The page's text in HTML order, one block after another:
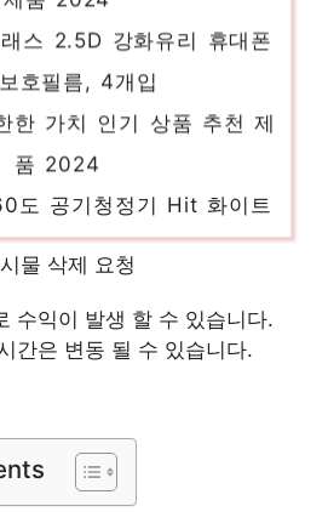
스 2.5D 강화유리 휴대폰
호필름, 4개입
한 가치 인기 상품 추천 제
품 2024
도 공기청정기 Hit 화이트
운 아이템 인기 상품 추천
건식다리미 FS2920KO
품 2024
브제컬렉션 제습기 20L
물 삭제 요청
수익이 발생 할 수 있습니다.
간은 변동 될 수 있습니다.